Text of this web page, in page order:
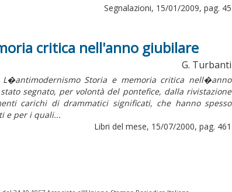
Segnalazioni, 15/01/2009, pag. 45
critica nell'anno giubilare
G. Turbanti
L�antimodernismo Storia e memoria critica nell�anno
segnato, per volontà del pontefice, dalla rivistazione
carichi di drammatici significati, che hanno spesso
e per i quali...
Libri del mese, 15/07/2000, pag. 461